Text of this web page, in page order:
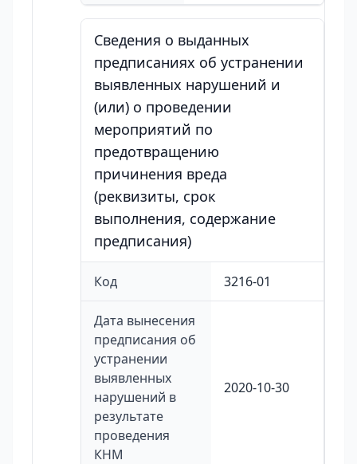
Сведения о выданных
предписаниях об устранении
выявленных нарушений и
(или) о проведении
мероприятий по
предотвращению
причинения вреда
(реквизиты, срок
выполнения, содержание
предписания)
Код 3216-01
Дата вынесения
предписания об
устранении
выявленных
нарушений в
результате
проведения
КНМ
2020-10-30